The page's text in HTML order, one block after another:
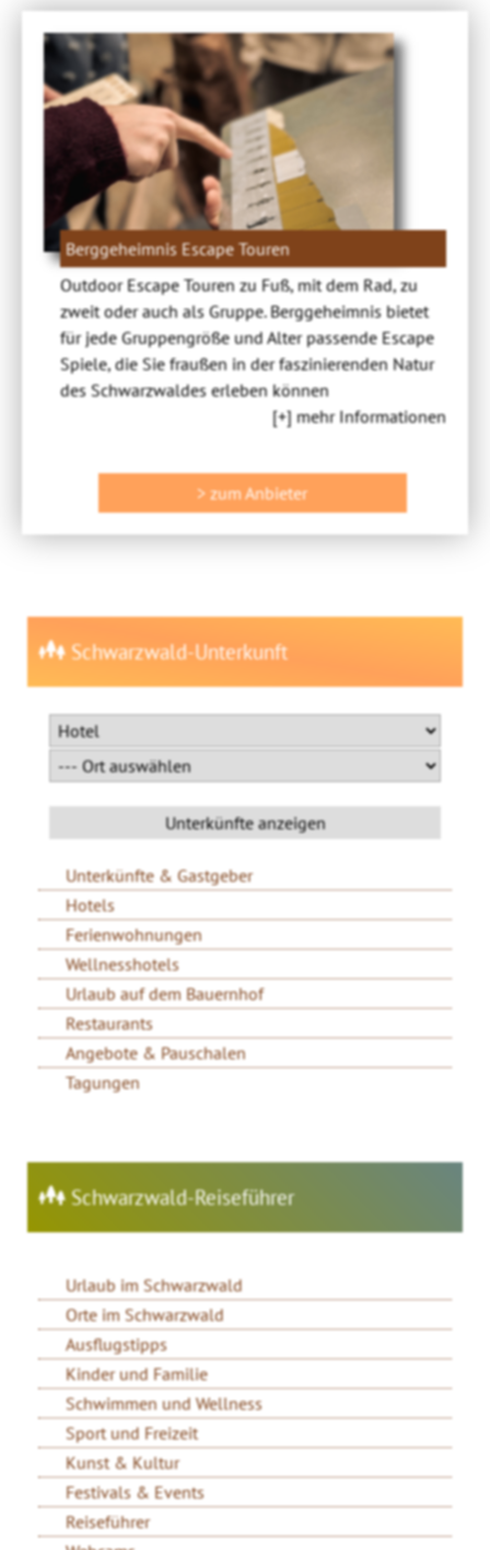
Berggeheimnis Escape Touren
Outdoor Escape Touren zu Fuß, mit dem Rad, zu
zweit oder auch als Gruppe. Berggeheimnis bietet
für jede Gruppengröße und Alter passende Escape
Spiele, die Sie fraußen in der faszinierenden Natur
des Schwarzwaldes erleben können
[+] mehr Informationen
> zum Anbieter
Schwarzwald-Unterkunft
Unterkünfte & Gastgeber
Hotels
Ferienwohnungen
Wellnesshotels
Urlaub auf dem Bauernhof
Restaurants
Angebote & Pauschalen
Tagungen
Schwarzwald-Reiseführer
Urlaub im Schwarzwald
Orte im Schwarzwald
Ausflugstipps
Kinder und Familie
Schwimmen und Wellness
Sport und Freizeit
Kunst & Kultur
Festivals & Events
Reiseführer